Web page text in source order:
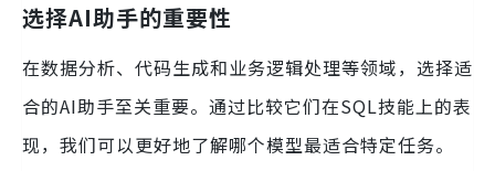
选择AI助手的重要性
在数据分析、代码生成和业务逻辑处理等领域，选择适
合的AI助手至关重要。通过比较它们在SQL技能上的表
现，我们可以更好地了解哪个模型最适合特定任务。